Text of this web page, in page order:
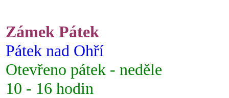
Zámek Pátek
Pátek nad Ohří
Otevřeno pátek - neděle
10 - 16 hodin